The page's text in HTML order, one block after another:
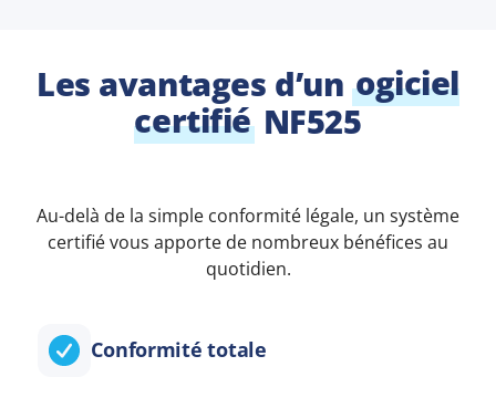
Les avantages d’un ogiciel
certifié NF525
Au-delà de la simple conformité légale, un système
certifié vous apporte de nombreux bénéfices au
quotidien.
Conformité totale